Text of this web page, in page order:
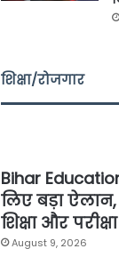
शिक्षा/रोजगार
Bihar
लिए बड़ा
शिक्षा और
August 9, 2026